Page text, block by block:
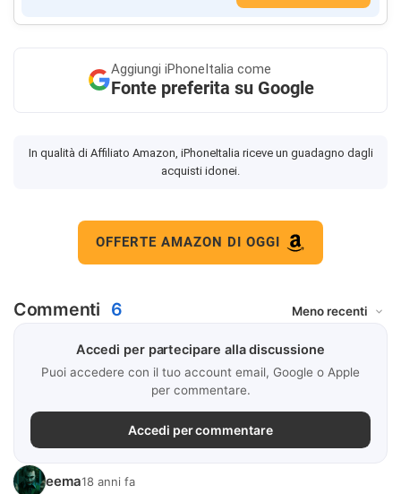
Aggiungi iPhoneItalia come
Fonte preferita su Google
In qualità di Affiliato Amazon, iPhoneItalia riceve un guadagno dagli
acquisti idonei.
OFFERTE AMAZON DI OGGI
Commenti 6
Accedi per partecipare alla discussione
Puoi accedere con il tuo account email, Google o Apple
per commentare.
Accedi per commentare
eema18 anni fa